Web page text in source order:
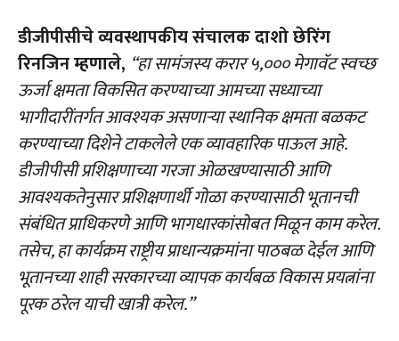
डीजीपीसीचे व्यवस्थापकीय संचालक दाशो छेरिंग
रिनजिन म्हणाले, “हा सामंजस्य करार ५,००० मेगावॅट स्वच्छ
ऊर्जा क्षमता विकसित करण्याच्या आमच्या सध्याच्या
भागीदारींतर्गत आवश्यक असणाऱ्या स्थानिक क्षमता बळकट
करण्याच्या दिशेने टाकलेले एक व्यावहारिक पाऊल आहे.
डीजीपीसी प्रशिक्षणाच्या गरजा ओळखण्यासाठी आणि
आवश्यकतेनुसार प्रशिक्षणार्थी गोळा करण्यासाठी भूतानची
संबंधित प्राधिकरणे आणि भागधारकांसोबत मिळून काम करेल.
तसेच, हा कार्यक्रम राष्ट्रीय प्राधान्यक्रमांना पाठबळ देईल आणि
भूतानच्या शाही सरकारच्या व्यापक कार्यबळ विकास प्रयत्नांना
पूरक ठरेल याची खात्री करेल.”